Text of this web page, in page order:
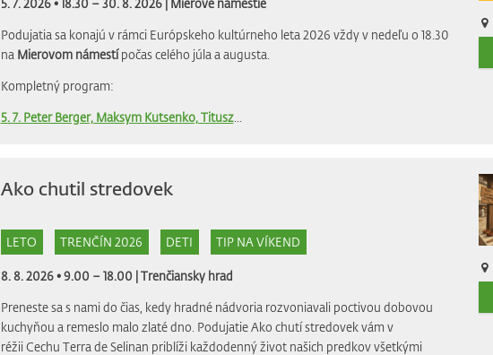
Podujatia sa konajú v rámci Európskeho kultúrneho leta 2026 vždy v nedeľu o 18.30
na Mierovom námestípočas celého júla a augusta.
Kompletný program:
5. 7. Peter Berger, Maksym Kutsenko, Titusz...
Ako chutil stredovek
LETO TRENČÍN 2026 DETI TIP NA VÍKEND
8. 8. 2026 • 9.00 – 18.00 |Trenčiansky hrad
Preneste sa s nami do čias, kedy hradné nádvoria rozvoniavali poctivou dobovou
kuchyňou a remeslo malo zlaté dno. Podujatie Ako chutí stredovek vám v
réžii Cechu Terra de Selinan priblíži každodenný život našich predkov všetkými